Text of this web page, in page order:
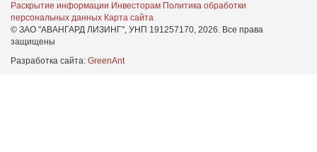
Раскрытие информации Инвесторам Политика обработки
персональных данных Карта сайта
© ЗАО "АВАНГАРД ЛИЗИНГ", УНП 191257170, 2026. Все права
защищены
Разработка сайта: GreenAnt